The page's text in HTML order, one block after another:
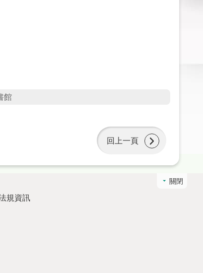
館
回上一頁
關閉
規資訊